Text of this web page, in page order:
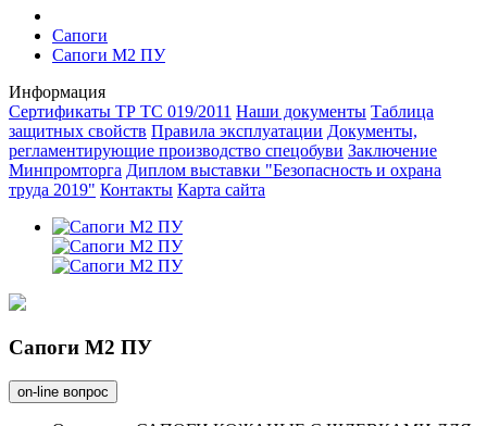
Сапоги
Сапоги М2 ПУ
Информация
Сертификаты ТР ТС 019/2011 Наши документы Таблица
защитных свойств Правила эксплуатации Документы,
регламентирующие производство спецобуви Заключение
Минпромторга Диплом выставки "Безопасность и охрана
труда 2019" Контакты Карта сайта
Сапоги М2 ПУ
on-line вопрос